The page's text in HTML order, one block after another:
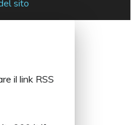
sito
il link RSS